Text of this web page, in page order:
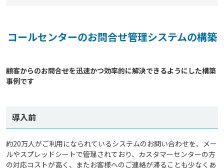
コールセンターのお問合せ管理システムの構築
顧客からのお問合せを迅速かつ効率的に解決できるようにした構築
導入前
約20万人がご利用になられているシステムのお問い合わせを、メー
ルやスプレッドシートで管理されており、カスタマーセンターの方
の対応コストが高く、またお客様へのご連絡が滞ることも少なくあ